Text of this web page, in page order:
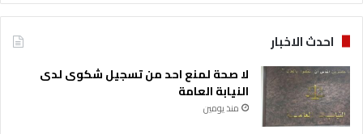
احدث الاخبار
لا صحة لمنع احد من تسجيل شكوى لدى
النيابة العامة
منذ يومين